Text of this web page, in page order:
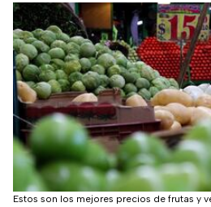
Estos son los mejores precios de frutas y